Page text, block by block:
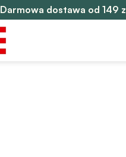
Darmowa dostawa od 149